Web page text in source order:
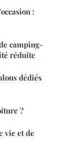
:
camping-
réduite
dédiés
le nettoyage cuir voiture ?
vie et de